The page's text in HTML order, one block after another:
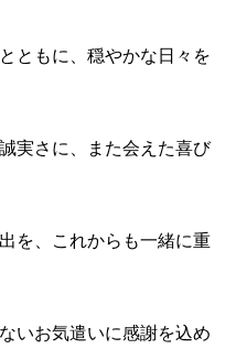
ともに、穏やかな日々を
実さに、また会えた喜び
を、これからも一緒に重
いお気遣いに感謝を込め